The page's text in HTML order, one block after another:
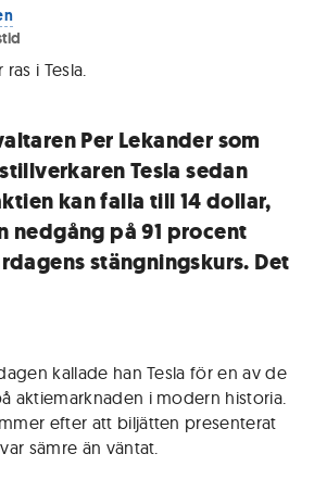
ras i Tesla.
Per Lekander som
Tesla sedan
kan falla till 14 dollar,
nedgång på 91 procent
stängningskurs. Det
kallade han Tesla för en av de
aktiemarknaden i modern historia.
efter att biljätten presenterat
sämre än väntat.